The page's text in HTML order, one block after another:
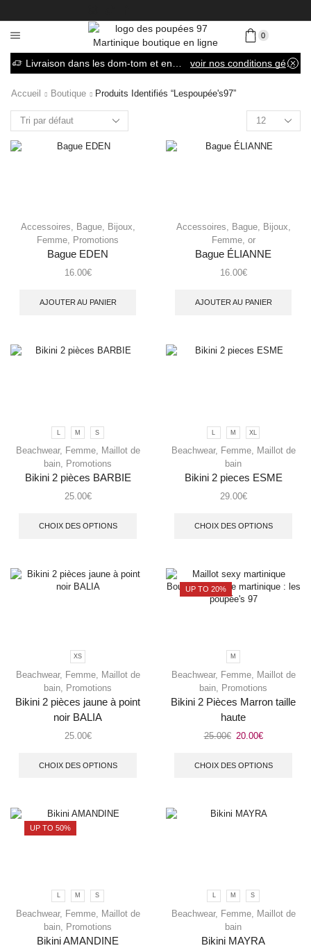
0
voir nos conditions générales de vente
Accueil Boutique Produits Identifiés “lespoupée's97”
Accessoires, Bague, Bijoux,
Femme, Promotions
Bague EDEN
16.00€
AJOUTER AU PANIER
Accessoires, Bague, Bijoux,
Femme, or
Bague ÉLIANNE
16.00€
AJOUTER AU PANIER
M S
Beachwear, Femme, Maillot de
bain, Promotions
Bikini 2 pièces BARBIE
25.00€
CHOIX DES OPTIONS
M XL
Beachwear, Femme, Maillot de
bain
Bikini 2 pieces ESME
29.00€
CHOIX DES OPTIONS
XS
Beachwear, Femme, Maillot de
bain Promotions
Bikini 2 pièces jaune à point
noir BALIA
25.00€
CHOIX DES OPTIONS
UP TO 20%
M
Beachwear, Femme, Maillot de
bain Promotions
Bikini 2 Pièces Marron taille
haute
25.00€ 20.00€
CHOIX DES OPTIONS
UP TO 50%
L M S
Beachwear, Femme, Maillot de
bain, Promotions
Bikini AMANDINE
L M S
Beachwear, Femme, Maillot de
bain
Bikini MAYRA